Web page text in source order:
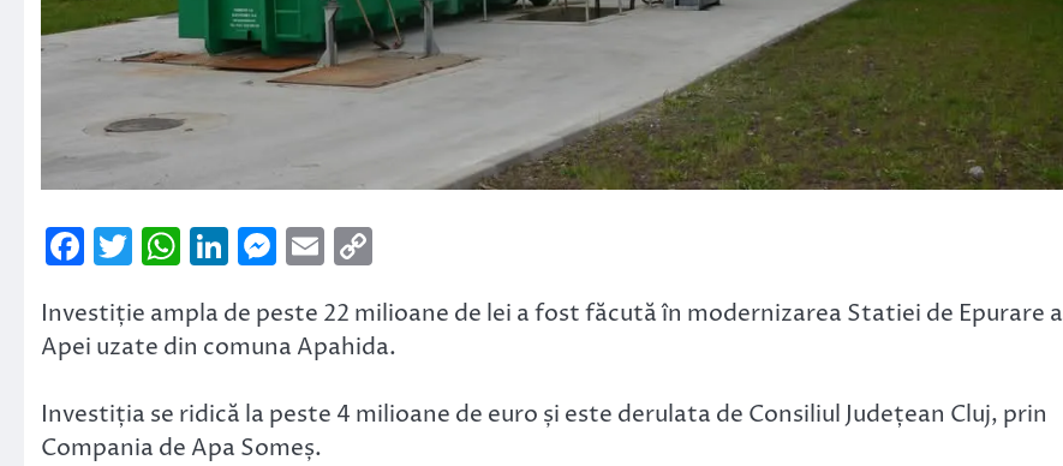
Facebook
Twitter
WhatsApp
LinkedIn
Messenger
Email
Investiție ampla de peste 22 milioane de lei a fost făcută în modernizarea Statiei de Epurare a
Apei uzate din comuna Apahida.
Investiția se ridică la peste 4 milioane de euro și este derulata de Consiliul Județean Cluj, prin
Compania de Apa Someș.